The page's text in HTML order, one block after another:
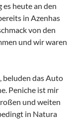
es heute an den
in Azenhas
von den
und wir waren
beluden das Auto
Peniche ist mir
und weiten
in Natura